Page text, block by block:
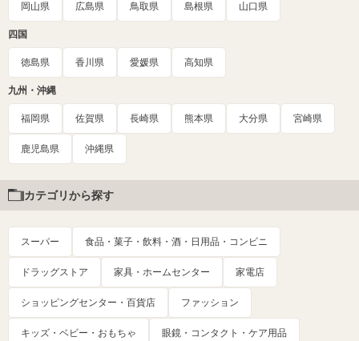
岡山県 広島県 鳥取県 島根県 山口県
四国
徳島県 香川県 愛媛県 高知県
九州・沖縄
福岡県 佐賀県 長崎県 熊本県 大分県 宮崎県
鹿児島県 沖縄県
カテゴリから探す
スーパー 食品・菓子・飲料・酒・日用品・コンビニ
ドラッグストア 家具・ホームセンター 家電店
ショッピングセンター・百貨店 ファッション
キッズ・ベビー・おもちゃ 眼鏡・コンタクト・ケア用品